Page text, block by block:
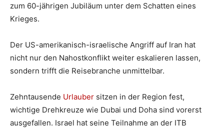
zum 60-jährigen Jubiläum unter dem Schatten eines
Krieges.
Der US-amerikanisch-israelische Angriff auf Iran hat
nicht nur den Nahostkonflikt weiter eskalieren lassen,
sondern trifft die Reisebranche unmittelbar.
Zehntausende Urlauber sitzen in der Region fest,
wichtige Drehkreuze wie Dubai und Doha sind vorerst
ausgefallen. Israel hat seine Teilnahme an der ITB